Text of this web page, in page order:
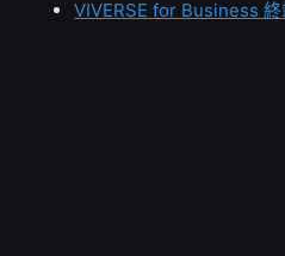
VIVERSE for Business